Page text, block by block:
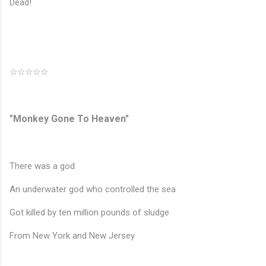
Dead!
☆☆☆☆☆
"Monkey Gone To Heaven"
There was a god
An underwater god who controlled the sea
Got killed by ten million pounds of sludge
From New York and New Jersey